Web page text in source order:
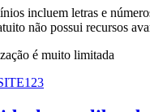
incluem letras e
não possui recursos
é muito limitada